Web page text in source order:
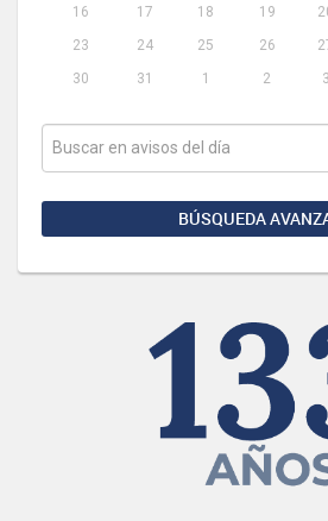
16
17 18 19
23
24 25 26
30
31 1 2 3
BÚSQUEDA